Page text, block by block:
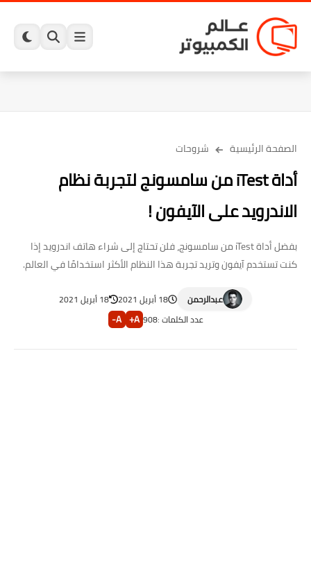
الصفحة الرئيسية شروحات
أداة iTest من سامسونج لتجربة نظام
الاندرويد على الآيفون !
بفضل أداة iTest من سامسونج، فلن تحتاج إلى شراء هاتف اندرويد إذا
كنت تستخدم آيفون وتريد تجربة هذا النظام الأكثر استخدامًا في العالم.
عبدالرحمن 18 أبريل 2021
18 أبريل 2021
عدد الكلمات :908
A+
A-